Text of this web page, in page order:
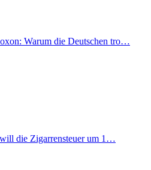
Warum die Deutschen tro…
die Zigarrensteuer um 1…